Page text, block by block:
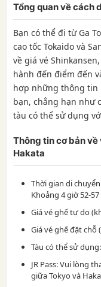
Tổng quan về cách
Bạn có thể đi từ Ga
cao tốc Tokaido và
về giá vé
hành đến điểm đến
hợp những thông tin
bạn, chẳng hạn như
tàu có thể sử dụng
Thông tin cơ bản
Hakata
Thời gian di
Khoảng 4 giờ 52-
Giá vé ghế tự do
Giá vé ghế đặt chỗ
Tàu có thể sử
JR Pass: Vui lòng
giữa Tokyo và